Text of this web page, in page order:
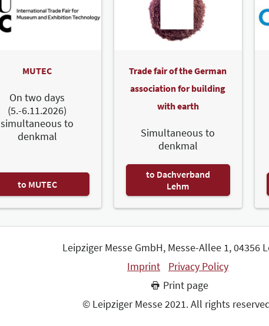
MUTEC
On two days
(5.-6.11.2026)
simultaneous to
denkmal
to MUTEC
Trade fair of the German
association for building
with earth
Simultaneous to
denkmal
to Dachverband
Lehm
Leipziger Messe GmbH, Messe-Allee 1, 04356
Imprint
Privacy Policy
Print page
© Leipziger Messe 2021. All rights